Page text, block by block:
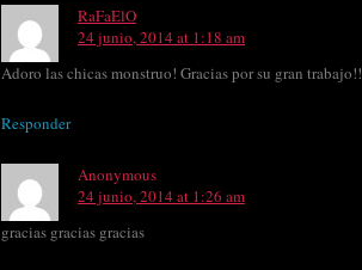
RaFaElO
24 junio, 2014 at 1:18 am
Adoro las chicas monstruo! Gracias por su gran trabajo!!
Responder
Anonymous
24 junio, 2014 at 1:26 am
gracias gracias gracias